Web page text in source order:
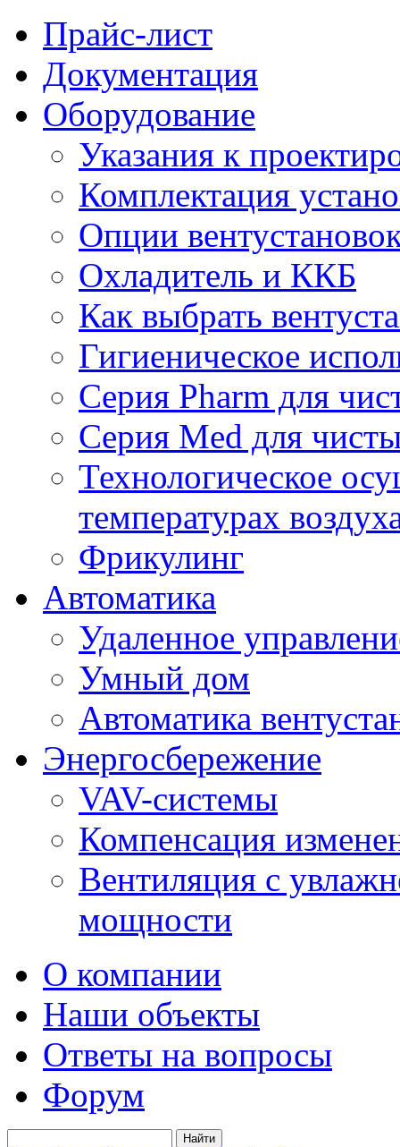
Прайс-лист
Документация
Оборудование
Указания к
Комплектация
Опции
Охладитель и ККБ
Как выбрать
Гигиеническое
Серия Pharm для
Серия Med для
Технологическое
температурах
Фрикулинг
Автоматика
Удаленное
Умный дом
Автоматика
Энергосбережение
VAV-системы
Компенсация
Вентиляция с
мощности
О компании
Наши объекты
Ответы на вопросы
Форум